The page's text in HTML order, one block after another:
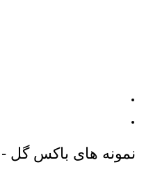
نمونه های باکس گل -